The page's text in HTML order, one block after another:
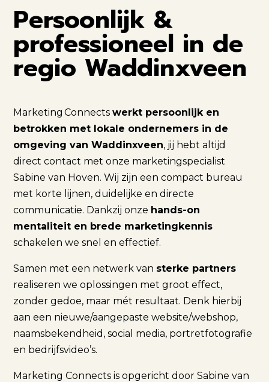
Persoonlijk &
professioneel in de
regio Waddinxveen
Marketing Connectswerkt persoonlijk en
betrokken met lokale ondernemers in de
omgeving van Waddinxveen, jij hebt altijd
direct contact met onze marketingspecialist
Sabine van Hoven. Wij zijn een compact bureau
met korte lijnen, duidelijke en directe
communicatie. Dankzij onze hands-on
mentaliteit en brede marketingkennis
schakelen we snel en effectief.
Samen met een netwerk van sterke partners
realiseren we oplossingen met groot effect,
zonder gedoe, maar mét resultaat. Denk hierbij
aan een nieuwe/aangepaste website/webshop,
naamsbekendheid, social media, portretfotografie
en bedrijfsvideo’s.
Marketing Connects is opgericht door Sabine van